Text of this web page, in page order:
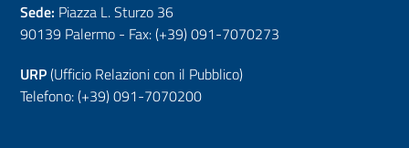
Sede: Piazza L. Sturzo 36
90139 Palermo - Fax: (+39) 091-7070273
URP(Ufficio Relazioni con il Pubblico)
Telefono: (+39) 091-7070200